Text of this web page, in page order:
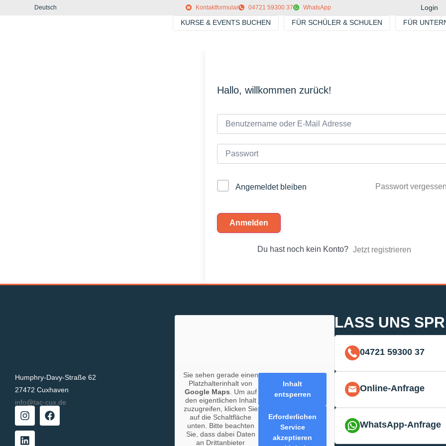
Deutsch Kontaktformular 04721 59300 37 WhatsApp
Login
KURSE & EVENTS BUCHEN
FÜR SCHÜLER & SCHULEN FÜR
Hallo, willkommen zurück!
Angemeldet bleiben Passwort
Anmelden
Du hast noch kein Konto? Jetzt registrieren
Humphry-Davy-Straße 62
27472 Cuxhaven
info@tac-cux.de
Sie sehen gerade einen
Platzhalterinhalt von
Google Maps . Um auf
den eigentlichen Inhalt
zuzugreifen, klicken Sie
auf die Schaltfläche
unten. Bitte beachten
Sie, dass dabei Daten
an Drittanbieter
Inhalt
entsperren
Erforderlichen
Service
akzeptieren
LASS UNS
04721 59300 37
Online-Anfrage
WhatsApp-Anfrage